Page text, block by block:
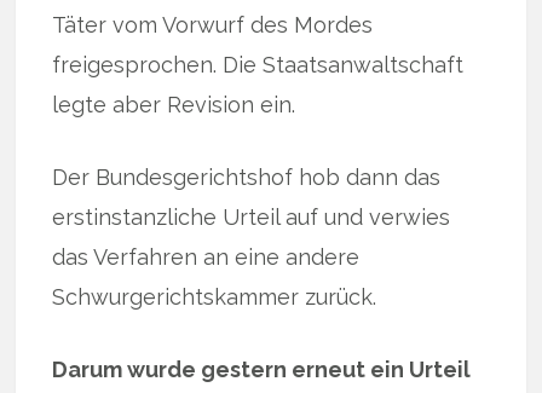
Täter vom Vorwurf des Mordes
freigesprochen. Die Staatsanwaltschaft
legte aber Revision ein.
Der Bundesgerichtshof hob dann das
erstinstanzliche Urteil auf und verwies
das Verfahren an eine andere
Schwurgerichtskammer zurück.
Darum wurde gestern erneut ein Urteil